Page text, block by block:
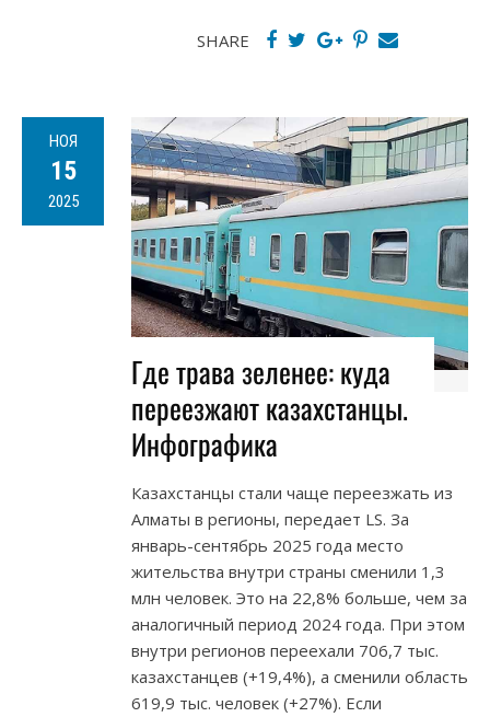
SHARE
НОЯ
15
2025
Где трава зеленее: куда
переезжают казахстанцы.
Инфографика
Казахстанцы стали чаще переезжать из
Алматы в регионы, передает LS. За
январь-сентябрь 2025 года место
жительства внутри страны сменили 1,3
млн человек. Это на 22,8% больше, чем за
аналогичный период 2024 года. При этом
внутри регионов переехали 706,7 тыс.
казахстанцев (+19,4%), а сменили область
619,9 тыс. человек (+27%). Если